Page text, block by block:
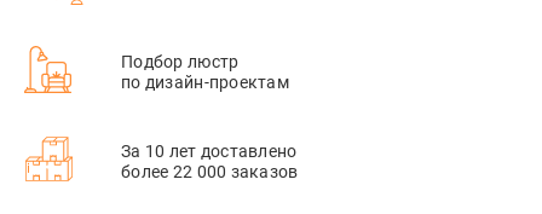
Подбор люстр
по дизайн-проектам
За 10 лет доставлено
более 22 000 заказов